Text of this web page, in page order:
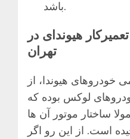
باشد.
تعمیرکار هیوندای در
تهران
خودروهای هیوندا، از
لوکس بوده که
ساختار موتور آن ها
است. از این رو اگر